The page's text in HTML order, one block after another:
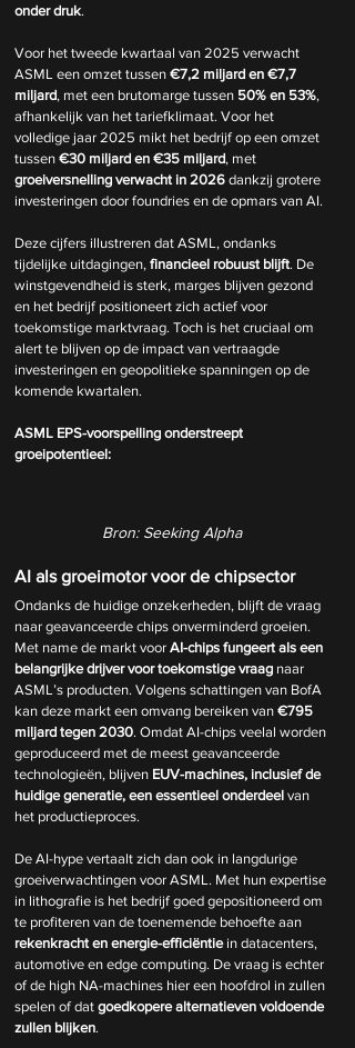
onder druk.
Voor het tweede kwartaal van 2025 verwacht
ASML een omzet tussen €7,2 miljard en €7,7
miljard, met een brutomarge tussen 50% en 53%,
afhankelijk van het tariefklimaat. Voor het
volledige jaar 2025 mikt het bedrijf op een omzet
tussen €30 miljard en €35 miljard, met
groeiversnelling verwacht in 2026 dankzij grotere
investeringen door foundries en de opmars van AI.
Deze cijfers illustreren dat ASML, ondanks
tijdelijke uitdagingen, financieel robuust blijft. De
winstgevendheid is sterk, marges blijven gezond
en het bedrijf positioneert zich actief voor
toekomstige marktvraag. Toch is het cruciaal om
alert te blijven op de impact van vertraagde
investeringen en geopolitieke spanningen op de
komende kwartalen.
ASML EPS-voorspelling onderstreept
groeipotentieel:
Bron: Seeking Alpha
AI als groeimotor voor de chipsector
Ondanks de huidige onzekerheden, blijft de vraag
naar geavanceerde chips onverminderd groeien.
Met name de markt voor AI-chips fungeert als een
belangrijke drijver voor toekomstige vraag naar
ASML’s producten. Volgens schattingen van BofA
kan deze markt een omvang bereiken van €795
miljard tegen 2030. Omdat AI-chips veelal worden
geproduceerd met de meest geavanceerde
technologieën, blijven EUV-machines, inclusief de
huidige generatie, een essentieel onderdeel van
het productieproces.
De AI-hype vertaalt zich dan ook in langdurige
groeiverwachtingen voor ASML. Met hun expertise
in lithografie is het bedrijf goed gepositioneerd om
te profiteren van de toenemende behoefte aan
rekenkracht en energie-efficiëntie in datacenters,
automotive en edge computing. De vraag is echter
of de high NA-machines hier een hoofdrol in zullen
spelen of dat goedkopere alternatieven voldoende
zullen blijken.